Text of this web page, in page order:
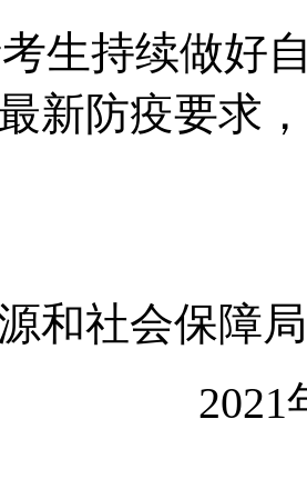
生持续做好
新防疫要求
和社会保障局
2021